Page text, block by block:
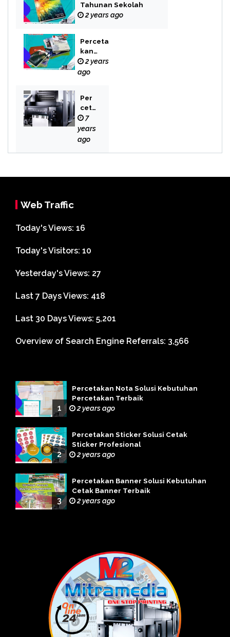
Tahunan Sekolah
2 years ago
Perceta
kan
Buku
Novel
2 years
ago
Per
cet
aka
n
Bek
7
years
ago
Web Traffic
Today's Views: 16
Today's Visitors: 10
Yesterday's Views: 27
Last 7 Days Views: 418
Last 30 Days Views: 5,201
Overview of Search Engine Referrals: 3,566
1
Percetakan Nota Solusi Kebutuhan
Percetakan Terbaik
2 years ago
2
Percetakan Sticker Solusi Cetak
Sticker Profesional
2 years ago
3
Percetakan Banner Solusi Kebutuhan
Cetak Banner Terbaik
2 years ago